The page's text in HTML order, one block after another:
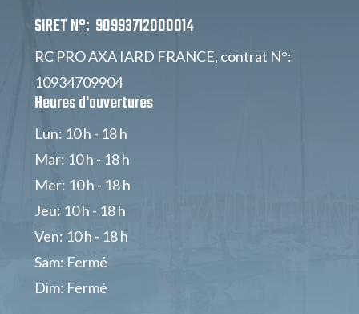
SIRET N°: 90993712000014
RC PRO AXA IARD FRANCE, contrat N°:
10934709904
Heures d'ouvertures
Lun: 10 h - 18 h
Mar: 10 h - 18 h
Mer: 10 h - 18 h
Jeu: 10 h - 18 h
Ven: 10 h - 18 h
Sam: Fermé
Dim: Fermé